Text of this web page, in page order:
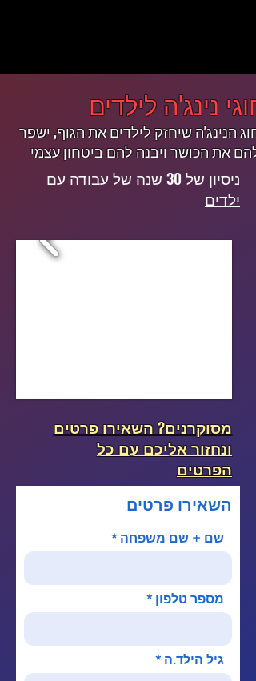
חוגי נינג'ה לילדים
חוג הנינג'ה שיחזק לילדים את הגוף, ישפר
להם את הכושר ויבנה להם ביטחון עצמי
ניסיון של 30 שנה של עבודה עם
ילדים
מסוקרנים? השאירו פרטים
ונחזור אליכם עם כל
הפרטים
השאירו פרטים
שם + שם משפחה
מספר טלפון
גיל הילד.ה